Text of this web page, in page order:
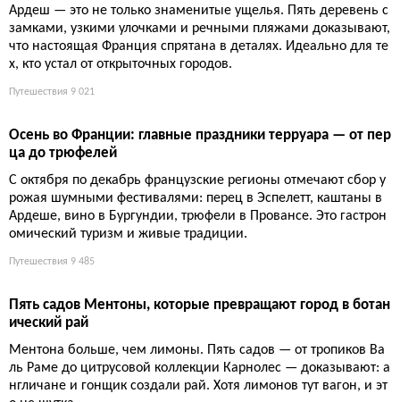
Пять самых красивых деревень Ардеша: от Балязюка до
Лабома
замками, узкими улочками и речными пляжами доказывают,
х, кто устал от открыточных городов.